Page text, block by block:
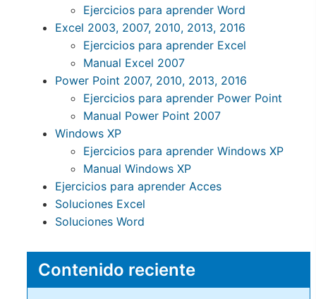
Ejercicios para aprender Word
Excel 2003, 2007, 2010, 2013, 2016
Ejercicios para aprender Excel
Manual Excel 2007
Power Point 2007, 2010, 2013, 2016
Ejercicios para aprender Power Point
Manual Power Point 2007
Windows XP
Ejercicios para aprender Windows XP
Manual Windows XP
Ejercicios para aprender Acces
Soluciones Excel
Soluciones Word
Contenido reciente